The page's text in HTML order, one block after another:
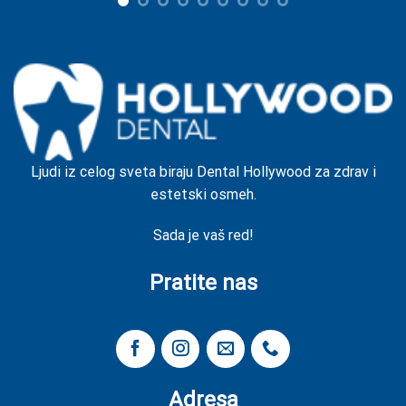
Ljudi iz celog sveta biraju Dental Hollywood za zdrav i
estetski osmeh.
Sada je vaš red!
Pratite nas
Adresa